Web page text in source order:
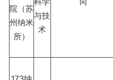
院（苏
州纳米
所）
与技
术